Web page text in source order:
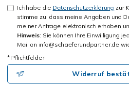
Ich habe die Datenschutzerklärung zur
stimme zu, dass meine Angaben und
meiner Anfrage elektronisch erhoben
Hinweis: Sie können Ihre Einwilligung
Mail an info@schaeferundpartner.de
* Pflichtfelder
Widerruf